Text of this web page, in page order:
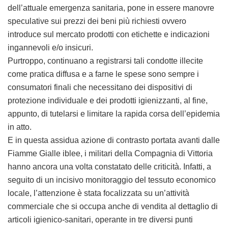
dell’attuale emergenza sanitaria, pone in essere manovre
speculative sui prezzi dei beni più richiesti ovvero
introduce sul mercato prodotti con etichette e indicazioni
ingannevoli e/o insicuri.
Purtroppo, continuano a registrarsi tali condotte illecite
come pratica diffusa e a farne le spese sono sempre i
consumatori finali che necessitano dei dispositivi di
protezione individuale e dei prodotti igienizzanti, al fine,
appunto, di tutelarsi e limitare la rapida corsa dell’epidemia
in atto.
E in questa assidua azione di contrasto portata avanti dalle
Fiamme Gialle iblee, i militari della Compagnia di Vittoria
hanno ancora una volta constatato delle criticità. Infatti, a
seguito di un incisivo monitoraggio del tessuto economico
locale, l’attenzione è stata focalizzata su un’attività
commerciale che si occupa anche di vendita al dettaglio di
articoli igienico-sanitari, operante in tre diversi punti